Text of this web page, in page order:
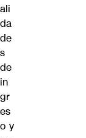
ali
da
de
s
de
in
gr
es
o y